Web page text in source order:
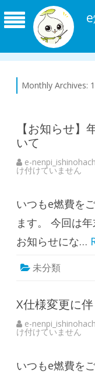
Monthly Archives:
【お知らせ
いて
e-
け付けていません
いつもe燃費を
ます。 今回は
お知らせにな…
未分類
X仕様変更に
e-
け付けていません
いつもe燃費を